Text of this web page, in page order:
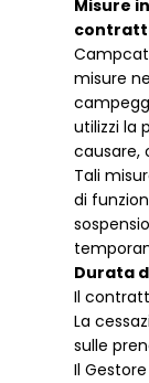
Misure
misure
utilizzi la
causare,
Tali
di
Durata
Il
La
sulle
Il